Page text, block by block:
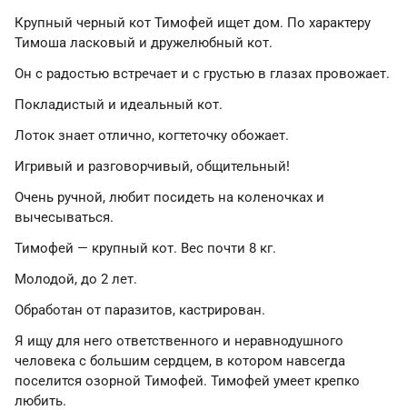
Крупный черный кот Тимофей ищет дом. По характеру
Тимоша ласковый и дружелюбный кот.
Он с радостью встречает и с грустью в глазах провожает.
Покладистый и идеальный кот.
Лоток знает отлично, когтеточку обожает.
Игривый и разговорчивый, общительный!
Очень ручной, любит посидеть на коленочках и
вычесываться.
Тимофей — крупный кот. Вес почти 8 кг.
Молодой, до 2 лет.
Обработан от паразитов, кастрирован.
Я ищу для него ответственного и неравнодушного
человека с большим сердцем, в котором навсегда
поселится озорной Тимофей. Тимофей умеет крепко
любить.